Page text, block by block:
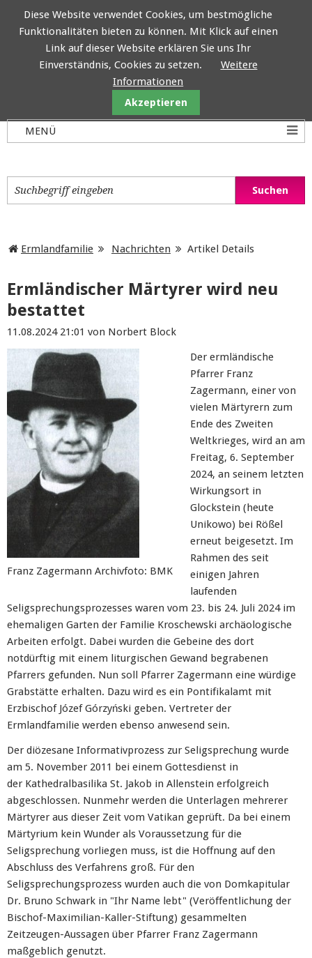
Ermlandfamilie Nachrichten Artikel Details
Ermländischer Märtyrer wird neu
bestattet
11.08.2024 21:01 von Norbert Block
Franz Zagermann Archivfoto: BMK
Der ermländische
Pfarrer Franz
Zagermann, einer von
vielen Märtyrern zum
Ende des Zweiten
Weltkrieges, wird an am
Freitag, 6. September
2024, an seinem letzten
Wirkungsort in
Glockstein (heute
Unikowo) bei Rößel
erneut beigesetzt. Im
Rahmen des seit
einigen Jahren
laufenden
Seligsprechungsprozesses waren vom 23. bis 24. Juli 2024 im
ehemaligen Garten der Familie Kroschewski archäologische
Arbeiten erfolgt. Dabei wurden die Gebeine des dort
notdürftig mit einem liturgischen Gewand begrabenen
Pfarrers gefunden. Nun soll Pfarrer Zagermann eine würdige
Grabstätte erhalten. Dazu wird es ein Pontifikalamt mit
Erzbischof Józef Górzyński geben. Vertreter der
Ermlandfamilie werden ebenso anwesend sein.
Der diözesane Informativprozess zur Seligsprechung wurde
am 5. November 2011 bei einem Gottesdienst in
der Kathedralbasilika St. Jakob in Allenstein erfolgreich
abgeschlossen. Nunmehr werden die Unterlagen mehrerer
Märtyrer aus dieser Zeit vom Vatikan geprüft. Da bei einem
Märtyrium kein Wunder als Voraussetzung für die
Seligsprechung vorliegen muss, ist die Hoffnung auf den
Abschluss des Verfahrens groß. Für den
Seligsprechungsprozess wurden auch die von Domkapitular
Dr. Bruno Schwark in "Ihr Name lebt" (Veröffentlichung der
Bischof-Maximilian-Kaller-Stiftung) gesammelten
Zeitzeugen-Aussagen über Pfarrer Franz Zagermann
maßgeblich genutzt.
Diese Website verwendet Cookies, um bestmögliche
Funktionalitäten bieten zu können. Mit Klick auf einen
Link auf dieser Website erklären Sie uns Ihr
Einverständnis, Cookies zu setzen.
Weitere
Informationen
Akzeptieren